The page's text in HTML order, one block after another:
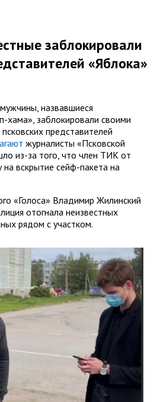
заблокировали
«Яблока»
назвавшиеся
хама», заблокировали своими
представителей
журналисты «Псковской
из-за того, что член ТИК от
вскрытие сейф-пакета на
«Голоса» Владимир Жилинский
отогнала неизвестных
рядом с участком.